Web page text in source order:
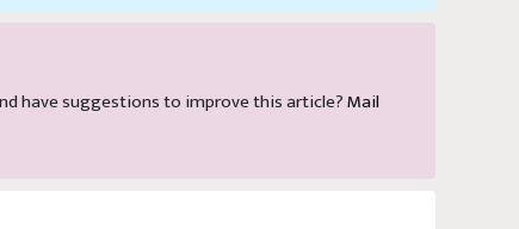
have suggestions to improve this article? Mail